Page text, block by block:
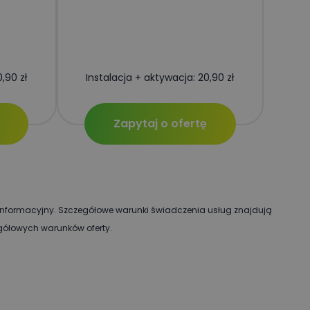
zł Instalacja + aktywacja: 20,90 zł
Zapytaj o ofertę
Szczegółowe warunki świadczenia usług znajdują
warunków oferty.
analitycznej
użytkowników
identyfikatora
w witrynie i
sesji i kampanii
loguje się do
sesję
i ciągłe